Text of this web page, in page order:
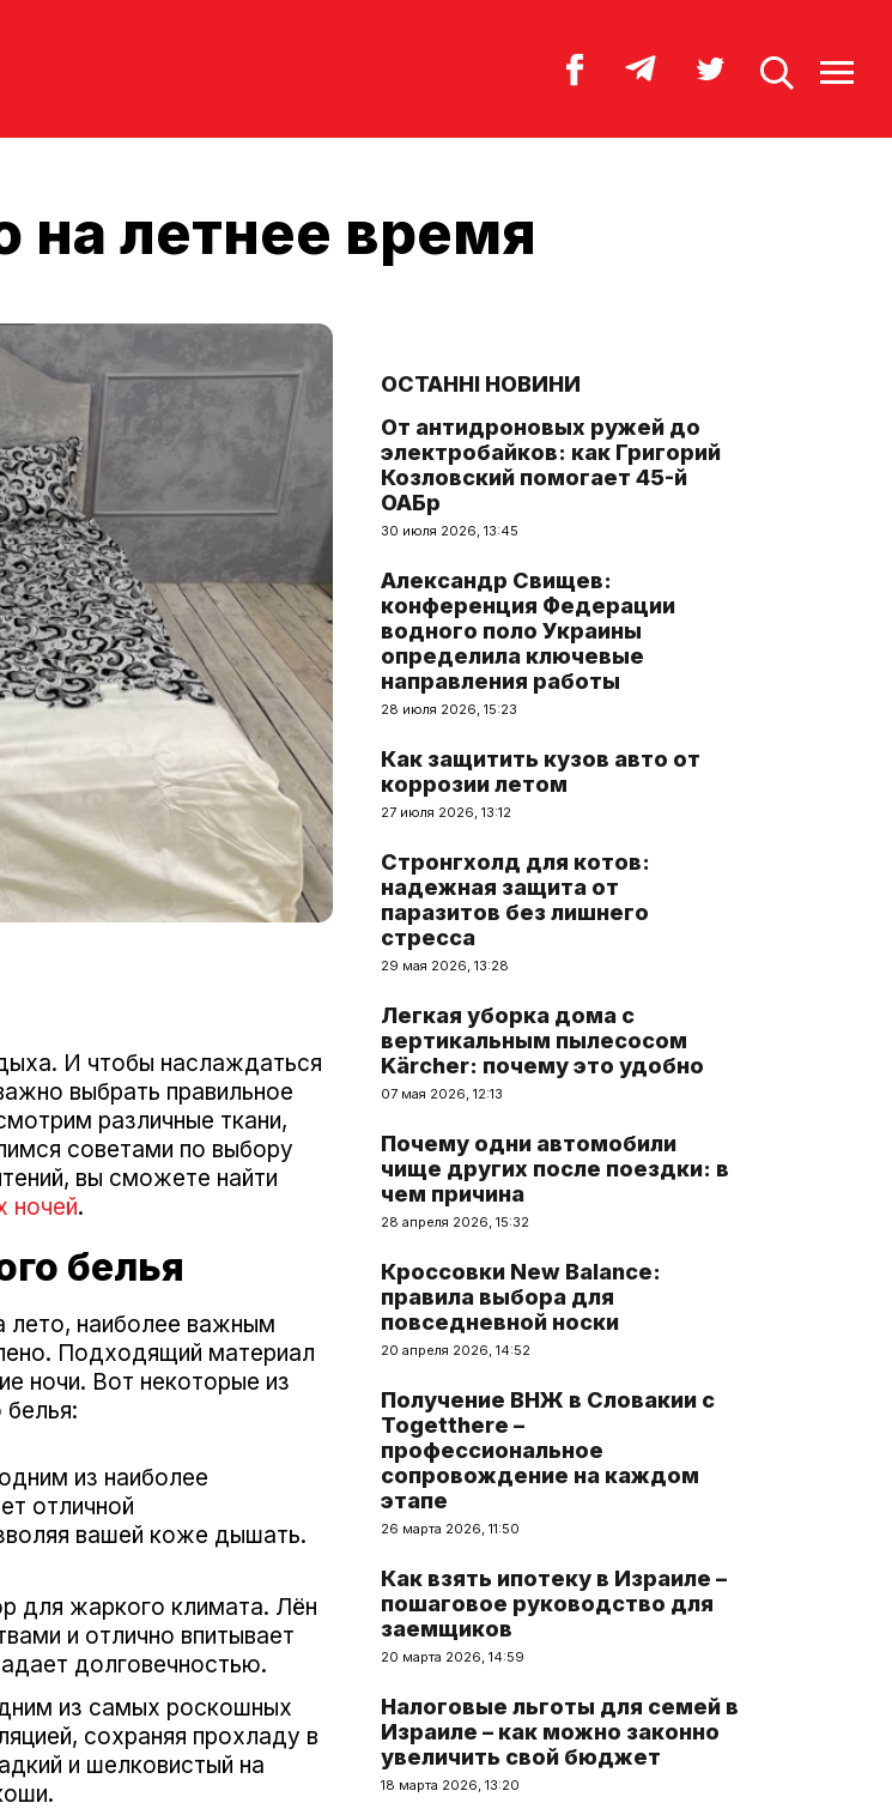
на летнее время
И чтобы наслаждаться
выбрать правильное
различные ткани,
советами по выбору
вы сможете найти
ночей.
белья
лето, наиболее важным
Подходящий материал
ночи. Вот некоторые из
белья:
из наиболее
отличной
вашей коже дышать.
для жаркого климата. Лён
и отлично впитывает
долговечностью.
из самых роскошных
сохраняя прохладу в
и шелковистый на
ОСТАННІ НОВИНИ
От антидроновых ружей до
электробайков: как Григорий
Козловский помогает 45-й
ОАБр
30 июля 2026, 13:45
Александр Свищев:
конференция Федерации
водного поло Украины
определила ключевые
направления работы
28 июля 2026, 15:23
Как защитить кузов авто от
коррозии летом
27 июля 2026, 13:12
Стронгхолд для котов:
надежная защита от
паразитов без лишнего
стресса
29 мая 2026, 13:28
Легкая уборка дома с
вертикальным пылесосом
Kärcher: почему это удобно
07 мая 2026, 12:13
Почему одни автомобили
чище других после поездки: в
чем причина
28 апреля 2026, 15:32
Кроссовки New Balance:
правила выбора для
повседневной носки
20 апреля 2026, 14:52
Получение ВНЖ в Словакии с
Togetthere –
профессиональное
сопровождение на каждом
этапе
26 марта 2026, 11:50
Как взять ипотеку в Израиле –
пошаговое руководство для
заемщиков
20 марта 2026, 14:59
Налоговые льготы для семей в
Израиле – как можно законно
увеличить свой бюджет
18 марта 2026, 13:20